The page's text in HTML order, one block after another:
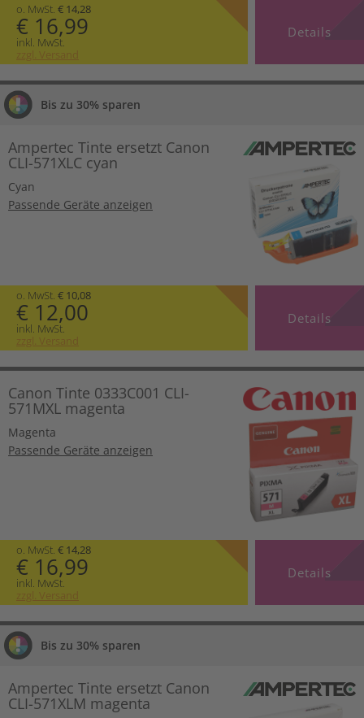
o. MwSt. € 14,28
€ 16,99
inkl. MwSt.
zzgl. Versand
Details
Bis zu 30% sparen
Ampertec Tinte ersetzt Canon
CLI-571XLC cyan
Cyan
Passende Geräte anzeigen
o. MwSt. € 10,08
€ 12,00
inkl. MwSt.
zzgl. Versand
Details
Canon Tinte 0333C001 CLI-
571MXL magenta
Magenta
Passende Geräte anzeigen
o. MwSt. € 14,28
€ 16,99
inkl. MwSt.
zzgl. Versand
Details
Bis zu 30% sparen
Ampertec Tinte ersetzt Canon
CLI-571XLM magenta